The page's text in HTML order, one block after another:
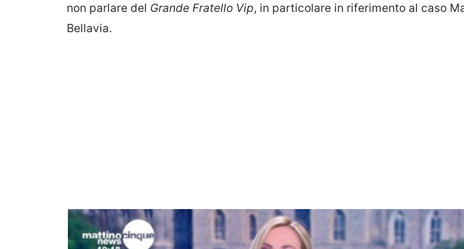
non parlare del Grande Fratello Vip, in particolare in riferimento al caso
Bellavia.